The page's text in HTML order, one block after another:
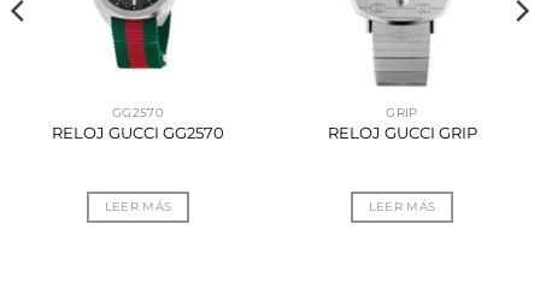
GG2570
RELOJ GUCCI GG2570
LEER MÁS
GRIP
RELOJ GUCCI GRIP
LEER MÁS